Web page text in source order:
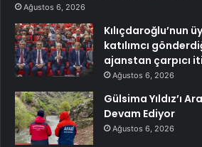
Ağustos 6, 2026
Kılıçdaroğlu’nun
katılımcı
ajanstan çarpıcı
Ağustos 6, 2026
Gülsima Yıldız’ı
Devam Ediyor
Ağustos 6, 2026